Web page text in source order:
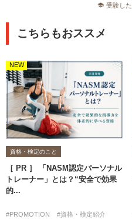
school 受験した
こちらもおススメ
NEW
資格・検定のこと
［ PR ］ 「NASM認定パーソナル
トレーナー」とは？“安全で効果
的...
#PROMOTION #資格・検定紹介